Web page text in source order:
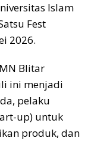
Islam
Fest
2026.
Blitar
ini menjadi
pelaku
up) untuk
produk, dan